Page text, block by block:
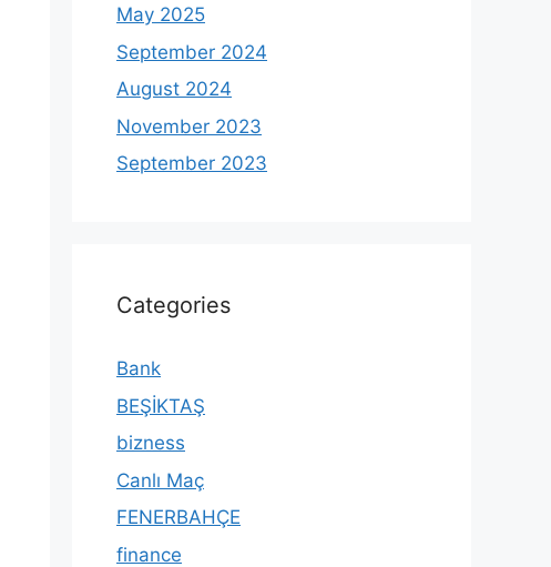
May 2025
September 2024
August 2024
November 2023
September 2023
Categories
Bank
BEŞİKTAŞ
bizness
Canlı Maç
FENERBAHÇE
finance